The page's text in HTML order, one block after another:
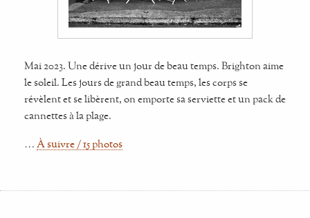
Mai 2023. Une dérive un jour de beau temps. Brighton aime
le soleil. Les jours de grand beau temps, les corps se
révèlent et se libèrent, on emporte sa serviette et un pack de
cannettes à la plage.
… À suivre / 15 photos